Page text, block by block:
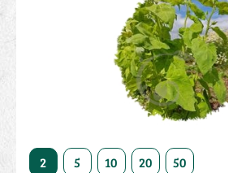
2 5 10 20 50